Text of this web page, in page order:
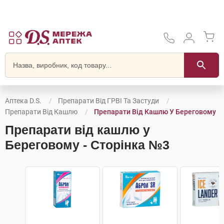
Аптека D.S.
Препарати Від ГРВІ Та Застуди
Препарати Від Кашлю
Препарати Від Кашлю У Береговому
Препарати від кашлю у
Береговому - Сторінка №3